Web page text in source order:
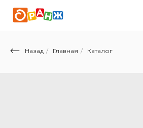
Назад / Главная / Каталог